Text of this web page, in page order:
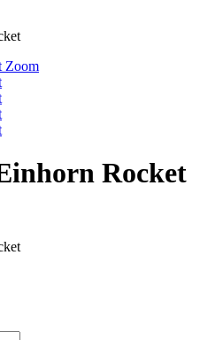
Zoom
Rocket